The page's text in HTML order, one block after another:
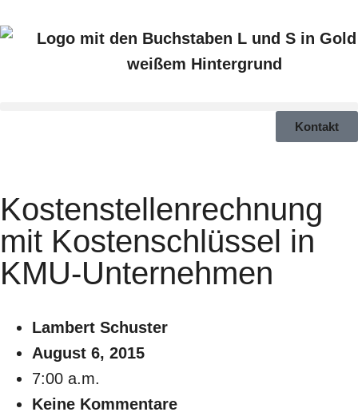
Kontakt
Kostenstellenrechnung
mit Kostenschlüssel in
KMU-Unternehmen
Lambert Schuster
August 6, 2015
7:00 a.m.
Keine Kommentare